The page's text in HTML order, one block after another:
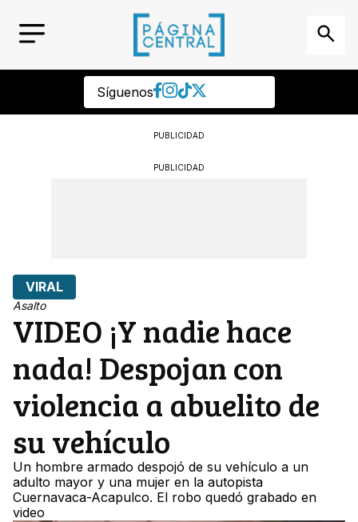
Síguenos
PUBLICIDAD
PUBLICIDAD
VIRAL
Asalto
VIDEO ¡Y nadie hace
nada! Despojan con
violencia a abuelito de
su vehículo
Un hombre armado despojó de su vehículo a un
adulto mayor y una mujer en la autopista
Cuernavaca-Acapulco. El robo quedó grabado en
video